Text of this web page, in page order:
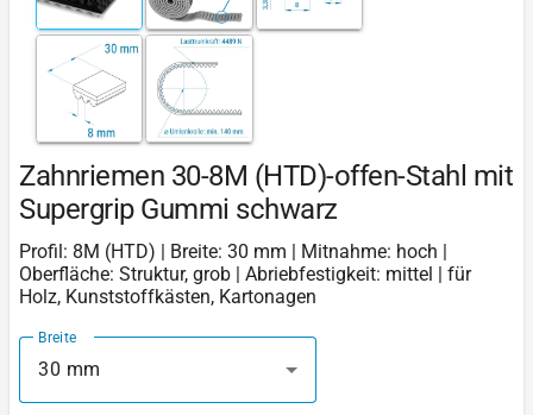
Zahnriemen 30-8M (HTD)-offen-Stahl mit
Supergrip Gummi schwarz
Profil: 8M (HTD) | Breite: 30 mm | Mitnahme: hoch |
Oberfläche: Struktur, grob | Abriebfestigkeit: mittel | für
Holz, Kunststoffkästen, Kartonagen
Breite
30 mm